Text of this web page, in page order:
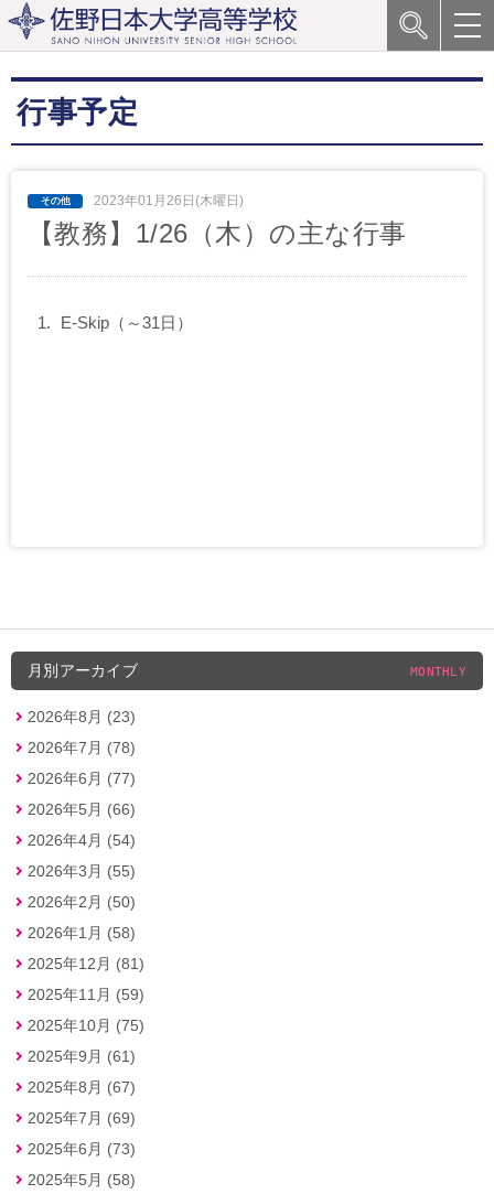
行事予定
2023年01月26日(木曜日)
【教務】1/26（木）の主な行事
E-Skip（～31日）
月別アーカイブ MONTHLY
2026年8月 (23)
2026年7月 (78)
2026年6月 (77)
2026年5月 (66)
2026年4月 (54)
2026年3月 (55)
2026年2月 (50)
2026年1月 (58)
2025年12月 (81)
2025年11月 (59)
2025年10月 (75)
2025年9月 (61)
2025年8月 (67)
2025年7月 (69)
2025年6月 (73)
2025年5月 (58)